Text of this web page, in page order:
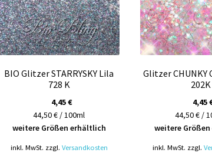
der
Produktseite
gewählt
werden
BIO Glitzer STARRYSKY Lila
728 K
4,45€
44,50 € / 100ml
weitere Größen erhältlich
inkl. MwSt. zzgl. Versandkosten
Glitzer CHUNKY
202K
4,45
44,50 € /
weitere
inkl. MwSt. zzgl.